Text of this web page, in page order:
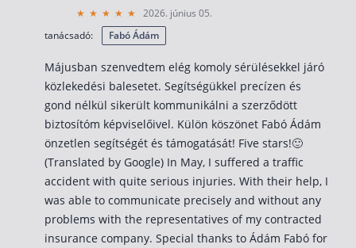
2026. június 05.
tanácsadó:
Fabó Ádám
Májusban szenvedtem elég komoly sérülésekkel járó
közlekedési balesetet. Segítségükkel precízen és
gond nélkül sikerült kommunikálni a szerződött
biztosítóm képviselőivel. Külön köszönet Fabó Ádám
önzetlen segítségét és támogatását! Five stars!🙂
(Translated by Google) In May, I suffered a traffic
accident with quite serious injuries. With their help, I
was able to communicate precisely and without any
problems with the representatives of my contracted
insurance company. Special thanks to Ádám Fabó for